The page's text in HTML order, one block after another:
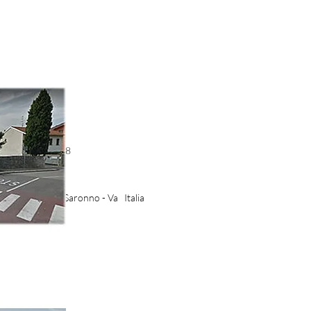
- 3485141708
2-4 21047 Saronno - Va Italia